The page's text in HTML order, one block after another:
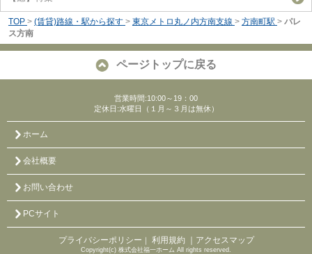
TOP > (賃貸)路線・駅から探す > 東京メトロ丸ノ内方南支線 > 方南町駅 > パレ
ス方南
ページトップに戻る
営業時間:10:00～19：00
定休日:水曜日（１月～３月は無休）
ホーム
会社概要
お問い合わせ
PCサイト
プライバシーポリシー ｜ 利用規約 ｜アクセスマップ
Copyright(c) 株式会社福一ホーム All rights reserved.